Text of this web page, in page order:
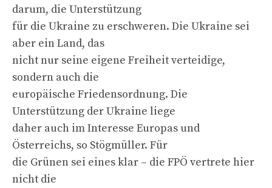
darum, die Unterstützung
für die Ukraine zu erschweren. Die Ukraine sei
aber ein Land, das
nicht nur seine eigene Freiheit verteidige,
sondern auch die
europäische Friedensordnung. Die
Unterstützung der Ukraine liege
daher auch im Interesse Europas und
Österreichs, so Stögmüller. Für
die Grünen sei eines klar – die FPÖ vertrete hier
nicht die